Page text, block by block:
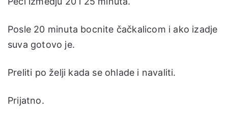
Posle 20 minuta bocnite čačkalicom i ako izadje
suva gotovo je.
Preliti po želji kada se ohlade i navaliti.
Prijatno.